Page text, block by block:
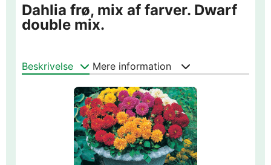
Dahlia frø, mix af farver. Dwarf
double mix.
Beskrivelse Mere information